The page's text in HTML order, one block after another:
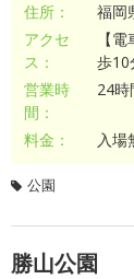
住所：
福岡
アクセ
ス：
【
歩10
営業時
間：
24時
料金： 入場
公園
勝山公園